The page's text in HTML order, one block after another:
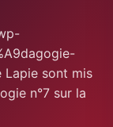
Lapie sont mis
n°7 sur la